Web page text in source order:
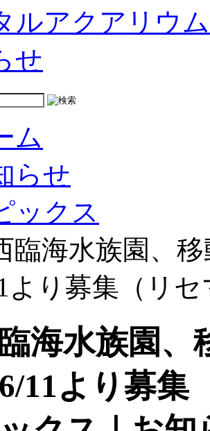
ルアクアリウム
せ
ム
らせ
ックス
臨海水族園、
より募集（リ
海水族園
11より募集